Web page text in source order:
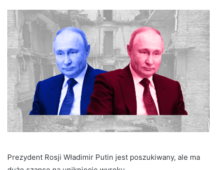
Prezydent Rosji Władimir Putin jest poszukiwany, ale ma